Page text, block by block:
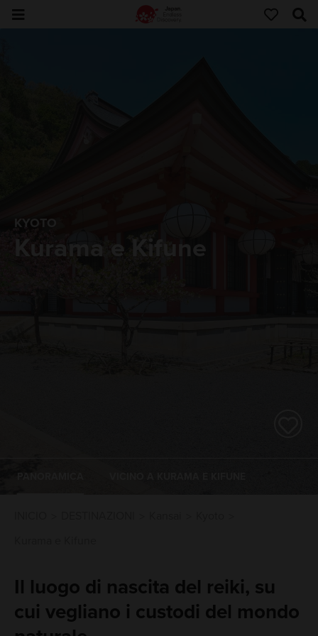
KYOTO
Kurama e Kifune
Il luogo di nascita del reiki, su
cui vegliano i custodi del mondo